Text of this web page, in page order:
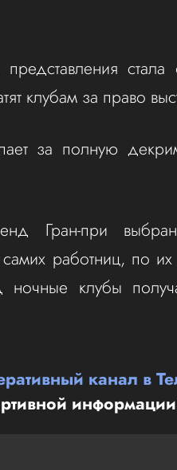
представления
клубам за право
за полную
Гран-при
работниц, по их
клубы
канал в